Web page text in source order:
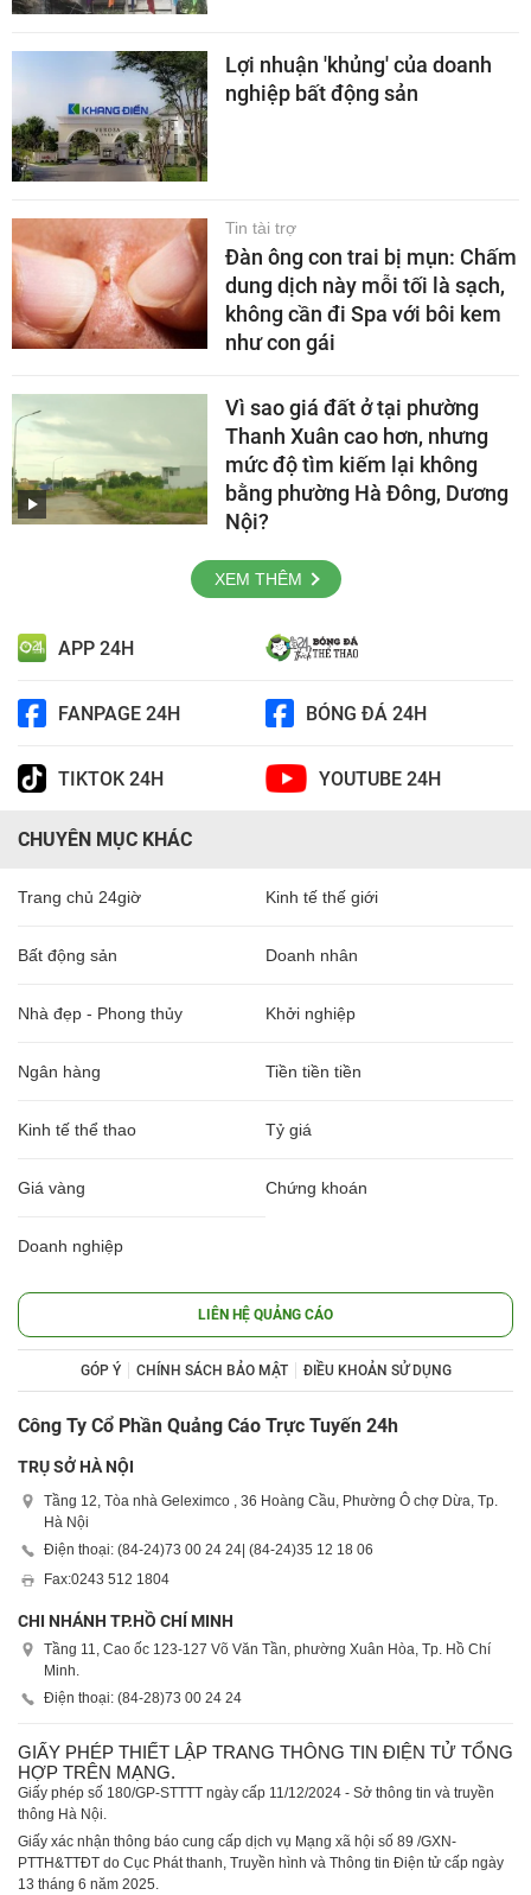
Lợi nhuận 'khủng' của doanh
nghiệp bất động sản
Tin tài trợ
Đàn ông con trai bị mụn: Chấm
dung dịch này mỗi tối là sạch,
không cần đi Spa với bôi kem
như con gái
Vì sao giá đất ở tại phường
Thanh Xuân cao hơn, nhưng
mức độ tìm kiếm lại không
bằng phường Hà Đông, Dương
Nội?
XEM THÊM
APP 24H
FANPAGE 24H BÓNG ĐÁ 24H
TIKTOK 24H YOUTUBE 24H
CHUYÊN MỤC KHÁC
Trang chủ 24giờ Kinh tế thế giới
Bất động sản Doanh nhân
Nhà đẹp - Phong thủy Khởi nghiệp
Ngân hàng Tiền tiền tiền
Kinh tế thể thao Tỷ giá
Giá vàng Chứng khoán
Doanh nghiệp
LIÊN HỆ QUẢNG CÁO
GÓP Ý CHÍNH SÁCH BẢO MẬT ĐIỀU KHOẢN SỬ DỤNG
Công Ty Cổ Phần Quảng Cáo Trực Tuyến 24h
TRỤ SỞ HÀ NỘI
Tầng 12, Tòa nhà Geleximco , 36 Hoàng Cầu, Phường Ô chợ Dừa, Tp.
Hà Nội
Điện thoại: (84-24)73 00 24 24 | (84-24)35 12 18 06
Fax:0243 512 1804
CHI NHÁNH TP.HỒ CHÍ MINH
Tầng 11, Cao ốc 123-127 Võ Văn Tần, phường Xuân Hòa, Tp. Hồ Chí
Minh.
Điện thoại: (84-28)73 00 24 24
GIẤY PHÉP THIẾT LẬP TRANG THÔNG TIN ĐIỆN TỬ TỔNG
HỢP TRÊN MẠNG.
Giấy phép số 180/GP-STTTT ngày cấp 11/12/2024 - Sở thông tin và truyền
thông Hà Nội.
Giấy xác nhận thông báo cung cấp dịch vụ Mạng xã hội số 89 /GXN-
PTTH&TTĐT do Cục Phát thanh, Truyền hình và Thông tin Điện tử cấp ngày
13 tháng 6 năm 2025.